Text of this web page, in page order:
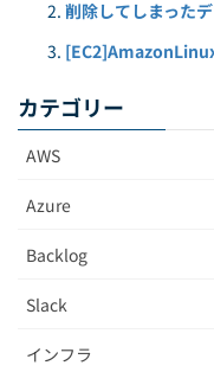
削除してしまった
カテゴリー
AWS
Azure
Backlog
Slack
インフラ